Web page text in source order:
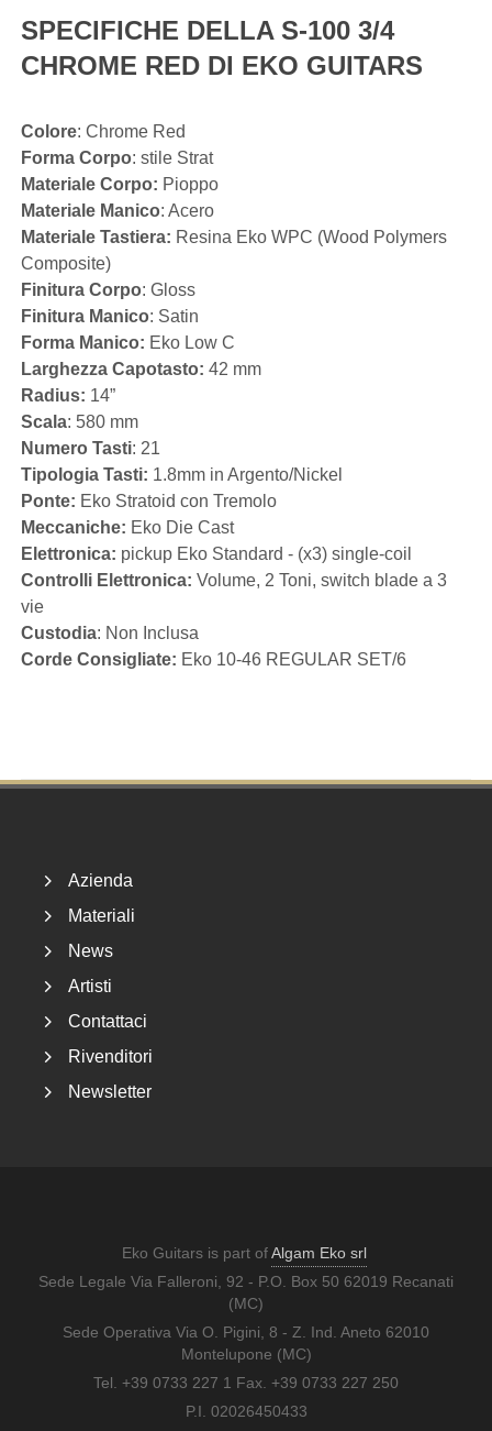
SPECIFICHE DELLA S-100 3/4
CHROME RED DI EKO GUITARS
Colore: Chrome Red
Forma Corpo: stile Strat
Materiale Corpo: Pioppo
Materiale Manico: Acero
Materiale Tastiera: Resina Eko WPC (Wood Polymers
Composite)
Finitura Corpo: Gloss
Finitura Manico: Satin
Forma Manico: Eko Low C
Larghezza Capotasto: 42 mm
Radius: 14”
Scala: 580 mm
Numero Tasti: 21
Tipologia Tasti: 1.8mm in Argento/Nickel
Ponte: Eko Stratoid con Tremolo
Meccaniche: Eko Die Cast
Elettronica: pickup Eko Standard - (x3) single-coil
Controlli Elettronica: Volume, 2 Toni, switch blade a 3
vie
Custodia: Non Inclusa
Corde Consigliate: Eko 10-46 REGULAR SET/6
Azienda
Materiali
News
Artisti
Contattaci
Rivenditori
Newsletter
Eko Guitars is part ofAlgam Eko srl
Sede Legale Via Falleroni, 92 - P.O. Box 50 62019 Recanati
(MC)
Sede Operativa Via O. Pigini, 8 - Z. Ind. Aneto 62010
Montelupone (MC)
Tel. +39 0733 227 1 Fax. +39 0733 227 250
P.I. 02026450433